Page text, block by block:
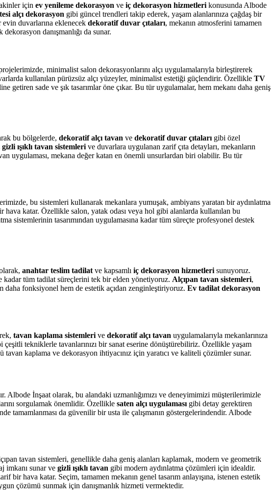
için ev yenileme dekorasyon ve iç dekorasyon hizmetleri konusunda Albode
alçı dekorasyon gibi güncel trendleri takip ederek, yaşam alanlarınıza çağdaş bir
duvarlarına eklenecek dekoratif duvar çıtaları, mekanın atmosferini tamamen
danışmanlığı da sunar.
minimalist salon dekorasyonlarını alçı uygulamalarıyla birleştirerek
kullanılan pürüzsüz alçı yüzeyler, minimalist estetiği güçlendirir. Özellikle TV
getiren sade ve şık tasarımlar öne çıkar. Bu tür uygulamalar, hem mekanı daha geniş
bu bölgelerde, dekoratif alçı tavan ve dekoratif duvar çıtaları gibi özel
gizli ışıklı tavan sistemleri ve duvarlara uygulanan zarif çıta detayları, mekanların
uygulaması, mekana değer katan en önemli unsurlardan biri olabilir. Bu tür
bu sistemleri kullanarak mekanlara yumuşak, ambiyans yaratan bir aydınlatma
katar. Özellikle salon, yatak odası veya hol gibi alanlarda kullanılan bu
sistemlerinin tasarımından uygulamasına kadar tüm süreçte profesyonel destek
anahtar teslim tadilat ve kapsamlı iç dekorasyon hizmetleri sunuyoruz.
kadar tüm tadilat süreçlerini tek bir elden yönetiyoruz. Alçıpan tavan sistemleri,
daha fonksiyonel hem de estetik açıdan zenginleştiriyoruz. Ev tadilat dekorasyon
tavan kaplama sistemleri ve dekoratif alçı tavan uygulamalarıyla mekanlarınıza
tekniklerle tavanlarınızı bir sanat eserine dönüştürebiliriz. Özellikle yaşam
kaplama ve dekorasyon ihtiyacınız için yaratıcı ve kaliteli çözümler sunar.
Albode İnşaat olarak, bu alandaki uzmanlığımızı ve deneyimimizi müşterilerimizle
sorgulamak önemlidir. Özellikle saten alçı uygulaması gibi detay gerektiren
tamamlanması da güvenilir bir usta ile çalışmanın göstergelerindendir. Albode
tavan sistemleri, genellikle daha geniş alanları kaplamak, modern ve geometrik
imkanı sunar ve gizli ışıklı tavan gibi modern aydınlatma çözümleri için idealdir.
hava katar. Seçim, tamamen mekanın genel tasarım anlayışına, istenen estetik
çözümü sunmak için danışmanlık hizmeti vermektedir.